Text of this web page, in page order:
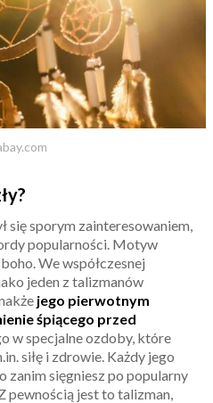
się sporym zainteresowaniem,
popularności. Motyw
We współczesnej
jeden z talizmanów
jego pierwotnym
śpiącego przed
w specjalne ozdoby, które
siłę i zdrowie. Każdy jego
zanim sięgniesz po popularny
pewnością jest to talizman,